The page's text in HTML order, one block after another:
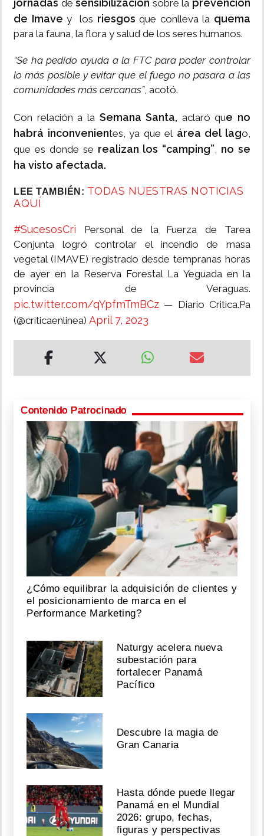
jornadas de sensibilización sobre la prevención
de Imavey los riesgos que conlleva la quema
para la fauna, la flora y salud de los seres humanos.
“Se ha pedido ayuda a la FTC para poder controlar
lo más posible y evitar que el fuego no pasara a las
comunidades más cercanas”, acotó.
Con relación a la Semana Santa, aclaró que no
habrá inconvenientes, ya que el área del lago,
que es donde se realizan los “camping”, no se
ha visto afectada.
LEE TAMBIÉN: TODAS NUESTRAS NOTICIAS
AQUÍ
#SucesosCri Personal de la Fuerza de Tarea
Conjunta logró controlar el incendio de masa
vegetal (IMAVE) registrado desde tempranas horas
de ayer en la Reserva Forestal La Yeguada en la
provincia de Veraguas.
pic.twitter.com/qYpfmTmBCz — Diario Critica.Pa
(@criticaenlinea) April 7, 2023
Contenido Patrocinado
¿Cómo equilibrar la adquisición de clientes y
el posicionamiento de marca en el
Performance Marketing?
Naturgy acelera nueva
subestación para
fortalecer Panamá
Pacífico
Descubre la magia de
Gran Canaria
Hasta dónde puede llegar
Panamá en el Mundial
2026: grupo, fechas,
figuras y perspectivas